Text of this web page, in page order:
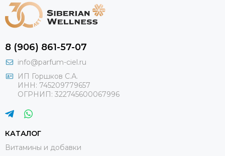
8 (906) 861-57-07
info@parfum-ciel.ru
ИП Горшков С.А.
ИНН: 745209779657
ОГРНИП: 322745600067996
КАТАЛОГ
Витамины и добавки